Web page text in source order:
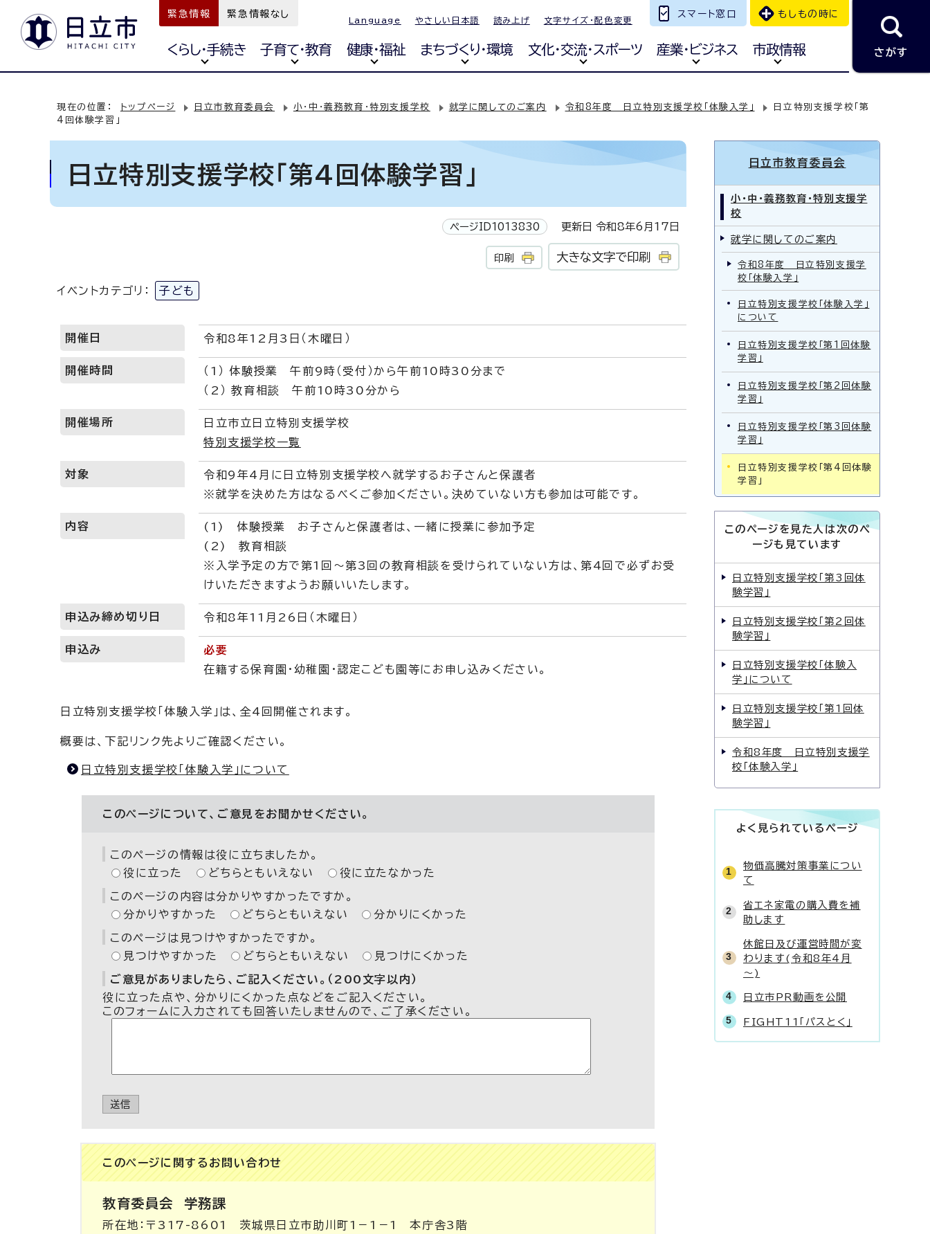
緊急情報 緊急情報なし
Language やさしい日本語 読み上げ 文字サイズ・配色変更
スマート窓口 もしもの時に
くらし・手続き 子育て・教育 健康・福祉 まちづくり・環境 文化・交流・スポーツ 産業・ビジネス 市政情報 さがす
現在の位置： トップページ 日立市教育委員会 小・中・義務教育・特別支援学校 就学に関してのご案内 令和8年度 日立特別支援学校「体験入学」
日立特別支援学校「第
4回体験学習」
日立特別支援学校「第4回体験学習」
ページID1013830 更新日 令和8年6月17日
印刷 大きな文字で印刷
イベントカテゴリ： 子ども
開催日 令和8年12月3日（木曜日）
開催時間
（1） 体験授業 午前9時（受付）から午前10時30分まで
（2） 教育相談 午前10時30分から
開催場所
日立市立日立特別支援学校
特別支援学校一覧
対象
令和9年4月に日立特別支援学校へ就学するお子さんと保護者
※就学を決めた方はなるべくご参加ください。決めていない方も参加は可能です。
内容
(1) 体験授業 お子さんと保護者は、一緒に授業に参加予定
(2) 教育相談
※入学予定の方で第1回～第3回の教育相談を受けられていない方は、第4回で必ずお受
けいただきますようお願いいたします。
申込み締め切り日 令和8年11月26日（木曜日）
申込み
必要
在籍する保育園・幼稚園・認定こども園等にお申し込みください。
日立特別支援学校「体験入学」は、全4回開催されます。
概要は、下記リンク先よりご確認ください。
日立特別支援学校「体験入学」について
このページについて、ご意見をお聞かせください。
このページの情報は役に立ちましたか。
役に立った
どちらともいえない 役に立たなかった
このページの内容は分かりやすかったですか。
分かりやすかった
どちらともいえない 分かりにくかった
このページは見つけやすかったですか。
見つけやすかった
どちらともいえない 見つけにくかった
ご意見がありましたら、ご記入ください。（200文字以内）
役に立った点や、分かりにくかった点などをご記入ください。
このフォームに入力されても回答いたしませんので、ご了承ください。
送信
このページに関する お問い合わせ
教育委員会 学務課
所在地：〒317-8601 茨城県日立市助川町1－1－1 本庁舎3階
日立市教育委員会
小・中・義務教育・特別支援学
校
就学に関してのご案内
令和8年度 日立特別支援学
校「体験入学」
日立特別支援学校「体験入学」
について
日立特別支援学校「第1回体験
学習」
日立特別支援学校「第2回体験
学習」
日立特別支援学校「第3回体験
学習」
日立特別支援学校「第4回体験
学習」
このページを見た人は次のペ
ージも見ています
日立特別支援学校「第3回体
験学習」
日立特別支援学校「第2回体
験学習」
日立特別支援学校「体験入
学」について
日立特別支援学校「第1回体
験学習」
令和8年度 日立特別支援学
校「体験入学」
よく見られているページ
物価高騰対策事業につい
て
省エネ家電の購入費を補
助します
休館日及び運営時間が変
わります(令和8年4月
～)
日立市PR動画を公開
FIGHT11「パスとく」